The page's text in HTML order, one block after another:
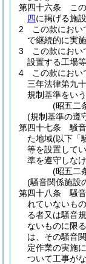
第四十六条
こ
四に掲げる施
2
この款におい
で継続的に実
3
この款にお
設置する工場
4
この款にお
三年法律第九
規制基準をいう
(昭五二
(規制基準の遵
第四十七条
騒
た地域(以下「
等を設置して
準を遵守しな
(昭五二
(騒音関係施設
第四十八条
騒
れていないも
る者又は騒音
ないものに限
は、その騒音
定作業の実施
ついて工事が